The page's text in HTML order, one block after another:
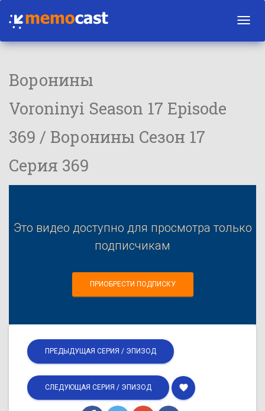
Воронины
Voroninyi Season 17 Episode
369 / Воронины Сезон 17
Серия 369
Это видео доступно для просмотра только
подписчикам
ПРИОБРЕСТИ ПОДПИСКУ
ПРЕДЫДУЩАЯ СЕРИЯ / ЭПИЗОД
СЛЕДУЮЩАЯ СЕРИЯ / ЭПИЗОД favorite